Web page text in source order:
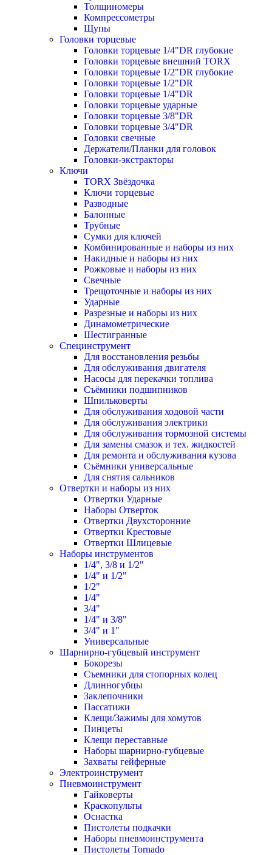
Толщиномеры
Компрессометры
Щупы
Головки торцевые
Головки торцевые 1/4"DR глубокие
Головки торцевые внешний TORX
Головки торцевые 1/2"DR глубокие
Головки торцевые 1/2"DR
Головки торцевые 1/4"DR
Головки торцевые ударные
Головки торцевые 3/8"DR
Головки торцевые 3/4"DR
Головки свечные
Держатели/Планки для головок
Головки-экстракторы
Ключи
TORX Звёздочка
Ключи торцевые
Разводные
Балонные
Трубные
Сумки для ключей
Комбинированные и наборы из них
Накидные и наборы из них
Рожковые и наборы из них
Свечные
Трещоточные и наборы из них
Ударные
Разрезные и наборы из них
Динамометрические
Шестигранные
Специнструмент
Для восстановления резьбы
Для обслуживания двигателя
Насосы для перекачки топлива
Съёмники подшипников
Шпильковерты
Для обслуживания ходовой части
Для обслуживания электрики
Для обслуживания тормозной системы
Для замены смазок и тех. жидкостей
Для ремонта и обслуживания кузова
Съёмники универсальные
Для снятия сальников
Отвертки и наборы из них
Отвертки Ударные
Наборы Отверток
Отвертки Двухсторонние
Отвертки Крестовые
Отвертки Шлицевые
Наборы инструментов
1/4", 3/8 и 1/2"
1/4" и 1/2"
1/2"
1/4"
3/4"
1/4" и 3/8"
3/4" и 1"
Универсальные
Шарнирно-губцевый инструмент
Бокорезы
Съемники для стопорных колец
Длинногубцы
Заклепочники
Пассатижи
Клещи/Зажимы для хомутов
Пинцеты
Клещи переставные
Наборы шарнирно-губцевые
Захваты гейферные
Электроинструмент
Пневмоинструмент
Гайковерты
Краскопульты
Оснастка
Пистолеты подкачки
Наборы пневмоинструмента
Пистолеты Tornado